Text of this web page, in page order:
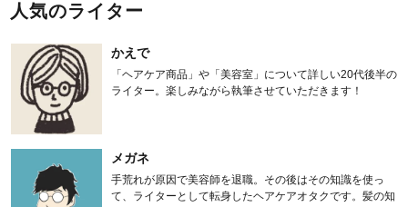
人気のライター
かえで
「ヘアケア商品」や「美容室」について詳しい20代後半の
ライター。楽しみながら執筆させていただきます！
メガネ
手荒れが原因で美容師を退職。その後はその知識を使っ
て、ライターとして転身したヘアケアオタクです。髪の知